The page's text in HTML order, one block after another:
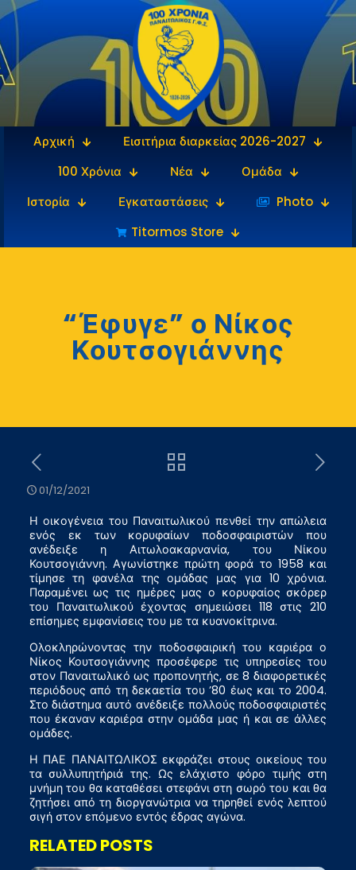
Αρχική
Εισιτήρια διαρκείας 2026-2027
100 Χρόνια
Νέα
Ομάδα
Ιστορία
Εγκαταστάσεις
‎‏‏‎ ‎Photo
Titormos Store
“Έφυγε” ο Νίκος
Κουτσογιάννης
01/12/2021
Η οικογένεια του Παναιτωλικού πενθεί την απώλεια
ενός εκ των κορυφαίων ποδοσφαιριστών που
ανέδειξε η Αιτωλοακαρνανία, του Νίκου
Κουτσογιάννη. Αγωνίστηκε πρώτη φορά το 1958 και
τίμησε τη φανέλα της ομάδας μας για 10 χρόνια.
Παραμένει ως τις ημέρες μας ο κορυφαίος σκόρερ
του Παναιτωλικού έχοντας σημειώσει 118 στις 210
επίσημες εμφανίσεις του με τα κυανοκίτρινα.
Ολοκληρώνοντας την ποδοσφαιρική του καριέρα ο
Νίκος Κουτσογιάννης προσέφερε τις υπηρεσίες του
στον Παναιτωλικό ως προπονητής, σε 8 διαφορετικές
περιόδους από τη δεκαετία του ’80 έως και το 2004.
Στο διάστημα αυτό ανέδειξε πολλούς ποδοσφαιριστές
που έκαναν καριέρα στην ομάδα μας ή και σε άλλες
ομάδες.
Η ΠΑΕ ΠΑΝΑΙΤΩΛΙΚΟΣ εκφράζει στους οικείους του
τα συλλυπητήριά της. Ως ελάχιστο φόρο τιμής στη
μνήμη του θα καταθέσει στεφάνι στη σωρό του και θα
ζητήσει από τη διοργανώτρια να τηρηθεί ενός λεπτού
σιγή στον επόμενο εντός έδρας αγώνα.
RELATED POSTS